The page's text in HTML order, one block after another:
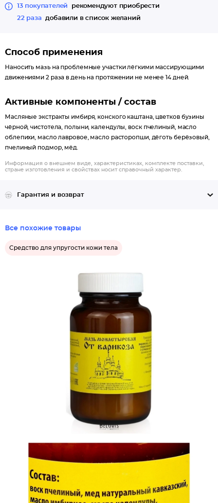
13 покупателей
рекомендуют приобрести
22 раза
добавили в список желаний
Способ применения
Наносить мазь на проблемные участки лёгкими массирующими
движениями 2 раза в день на протяжении не менее 14 дней.
Активные компоненты / состав
Масляные экстракты имбиря, конского каштана, цветков бузины
чёрной, чистотела, полыни, календулы, воск пчелиный, масло
облепихи, масло лавровое, масло расторопши, дёготь берёзовый,
пчелиный подмор, мёд.
Информация о внешнем виде, характеристиках, комплекте поставки,
стране изготовления и свойствах носит справочный характер.
Гарантия и возврат
Все похожие товары
Средство для упругости кожи тела